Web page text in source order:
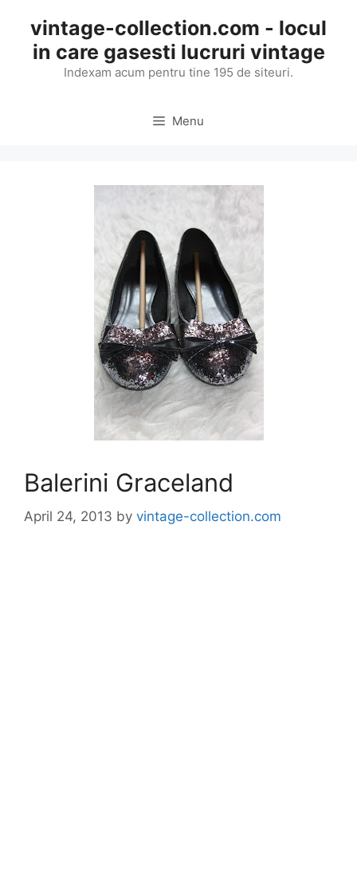
content
vintage-collection.com - locul
in care gasesti lucruri vintage
Indexam acum pentru tine 195 de siteuri.
Menu
Balerini Graceland
April 24, 2013 by vintage-collection.com